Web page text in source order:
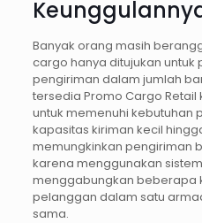
Banyak orang masih
cargo hanya ditujukan
pengiriman dalam jumlah
tersedia Promo Cargo
untuk memenuhi kebutuhan
kapasitas kiriman kecil
memungkinkan pengiriman
karena menggunakan
menggabungkan beberapa
pelanggan dalam satu
sama.